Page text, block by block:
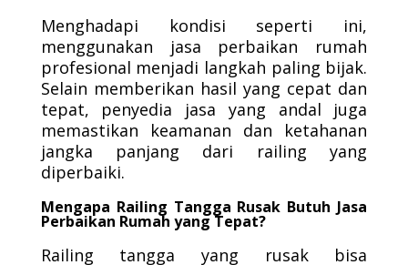
Menghadapi kondisi seperti ini,
menggunakan jasa perbaikan rumah
profesional menjadi langkah paling bijak.
Selain memberikan hasil yang cepat dan
tepat, penyedia jasa yang andal juga
memastikan keamanan dan ketahanan
jangka panjang dari railing yang
diperbaiki.
Mengapa Railing Tangga Rusak Butuh Jasa
Perbaikan Rumah yang Tepat?
Railing tangga yang rusak bisa